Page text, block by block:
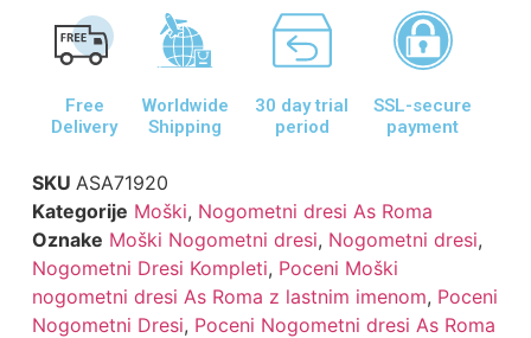
Free
Delivery
Worldwide
Shipping
30 day trial
period
SSL-secure
payment
SKU ASA71920
Kategorije Moški, Nogometni dresi As Roma
Oznake Moški Nogometni dresi, Nogometni dresi,
Nogometni Dresi Kompleti, Poceni Moški
nogometni dresi As Roma z lastnim imenom, Poceni
Nogometni Dresi, Poceni Nogometni dresi As Roma